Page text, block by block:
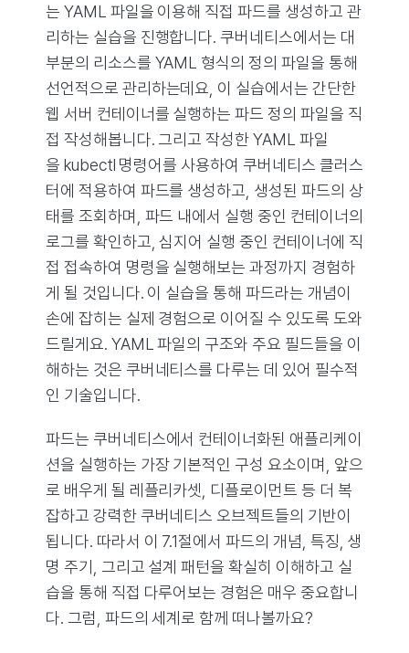
는 YAML 파일을 이용해 직접 파드를 생성하고 관
리하는 실습을 진행합니다. 쿠버네티스에서는 대
부분의 리소스를 YAML 형식의 정의 파일을 통해
선언적으로 관리하는데요, 이 실습에서는 간단한
웹 서버 컨테이너를 실행하는 파드 정의 파일을 직
접 작성해봅니다. 그리고 작성한 YAML 파일
을 kubectl 명령어를 사용하여 쿠버네티스 클러스
터에 적용하여 파드를 생성하고, 생성된 파드의 상
태를 조회하며, 파드 내에서 실행 중인 컨테이너의
로그를 확인하고, 심지어 실행 중인 컨테이너에 직
접 접속하여 명령을 실행해보는 과정까지 경험하
게 될 것입니다. 이 실습을 통해 파드라는 개념이
손에 잡히는 실제 경험으로 이어질 수 있도록 도와
드릴게요. YAML 파일의 구조와 주요 필드들을 이
해하는 것은 쿠버네티스를 다루는 데 있어 필수적
인 기술입니다.
파드는 쿠버네티스에서 컨테이너화된 애플리케이
션을 실행하는 가장 기본적인 구성 요소이며, 앞으
로 배우게 될 레플리카셋, 디플로이먼트 등 더 복
잡하고 강력한 쿠버네티스 오브젝트들의 기반이
됩니다. 따라서 이 7.1절에서 파드의 개념, 특징, 생
명 주기, 그리고 설계 패턴을 확실히 이해하고 실
습을 통해 직접 다루어보는 경험은 매우 중요합니
다. 그럼, 파드의 세계로 함께 떠나볼까요?